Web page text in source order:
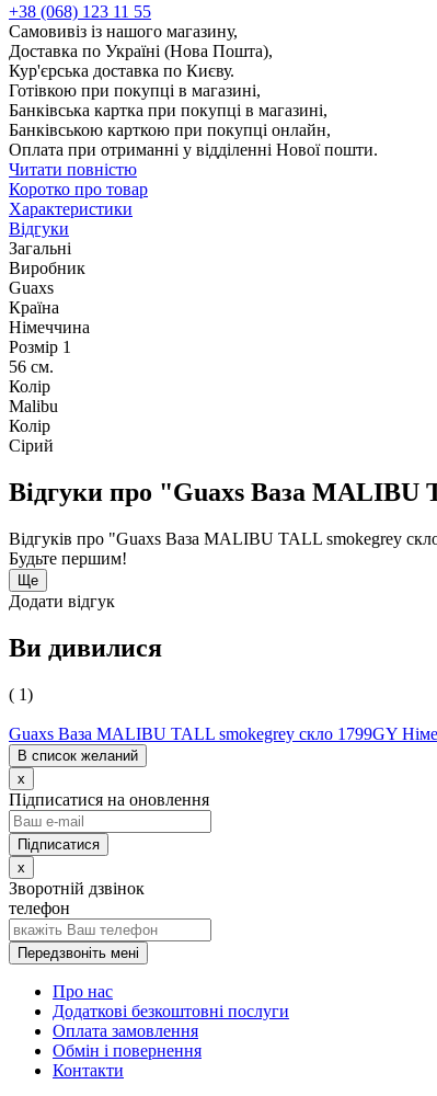
+38 (068) 123 11 55
Самовивіз із нашого магазину,
Доставка по Україні (Нова Пошта),
Кур'єрська доставка по Києву.
Готівкою при покупці в магазині,
Банківська картка при покупці в магазині,
Банківською карткою при покупці онлайн,
Оплата при отриманні у відділенні Нової пошти.
Читати повністю
Коротко про товар
Характеристики
Відгуки
Загальні
Виробник
Guaxs
Країна
Німеччина
Розмір 1
56 см.
Колір
Malibu
Колір
Сірий
Відгуки про "Guaxs Ваза MALIBU
Відгуків про "Guaxs Ваза MALIBU TALL smokegrey
Будьте першим!
Ще
Додати відгук
Ви дивилися
( 1)
Guaxs Ваза MALIBU TALL smokegrey скло 1799GY
В список желаний
x
Підписатися на оновлення
x
Зворотній дзвінок
телефон
Передзвоніть мені
Про нас
Додаткові безкоштовні послуги
Оплата замовлення
Обмін і повернення
Контакти